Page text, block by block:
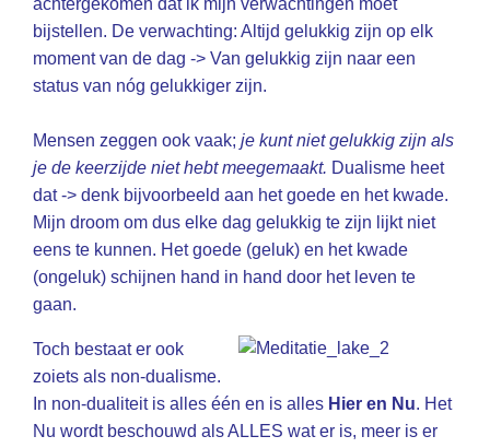
achtergekomen dat ik mijn verwachtingen moet
bijstellen. De verwachting: Altijd gelukkig zijn op elk
moment van de dag -> Van gelukkig zijn naar een
status van nóg gelukkiger zijn.
Mensen zeggen ook vaak; je kunt niet gelukkig zijn als
je de keerzijde niet hebt meegemaakt. Dualisme heet
dat -> denk bijvoorbeeld aan het goede en het kwade.
Mijn droom om dus elke dag gelukkig te zijn lijkt niet
eens te kunnen. Het goede (geluk) en het kwade
(ongeluk) schijnen hand in hand door het leven te
gaan.
Toch bestaat er ook
zoiets als non-dualisme.
In non-dualiteit is alles één en is alles Hier en Nu. Het
Nu wordt beschouwd als ALLES wat er is, meer is er